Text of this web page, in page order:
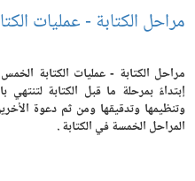
مراحل الكتابة - عمليات
مراحل الكتابة - عمليات الكتابة
إبتداءً بمرحلة ما قبل الكتابة لتنتهي
وتنظيمها وتدقيقها ومن ثم دعوة
المراحل الخمسة في الكتابة .